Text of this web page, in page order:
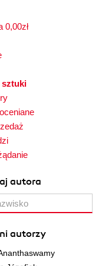
0,00zł
sztuki
autora
autorzy